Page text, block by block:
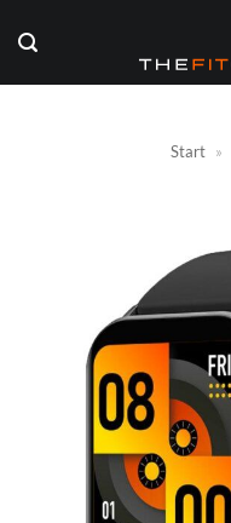
Inhalt
springen
Start »